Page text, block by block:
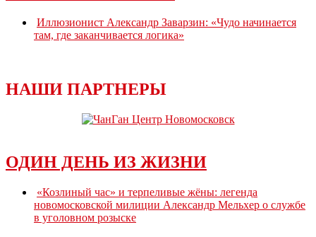
Иллюзионист Александр Заварзин: «Чудо начинается
там, где заканчивается логика»
НАШИ ПАРТНЕРЫ
ОДИН ДЕНЬ ИЗ ЖИЗНИ
«Козлиный час» и терпеливые жёны: легенда
новомосковской милиции Александр Мельхер о службе
в уголовном розыске